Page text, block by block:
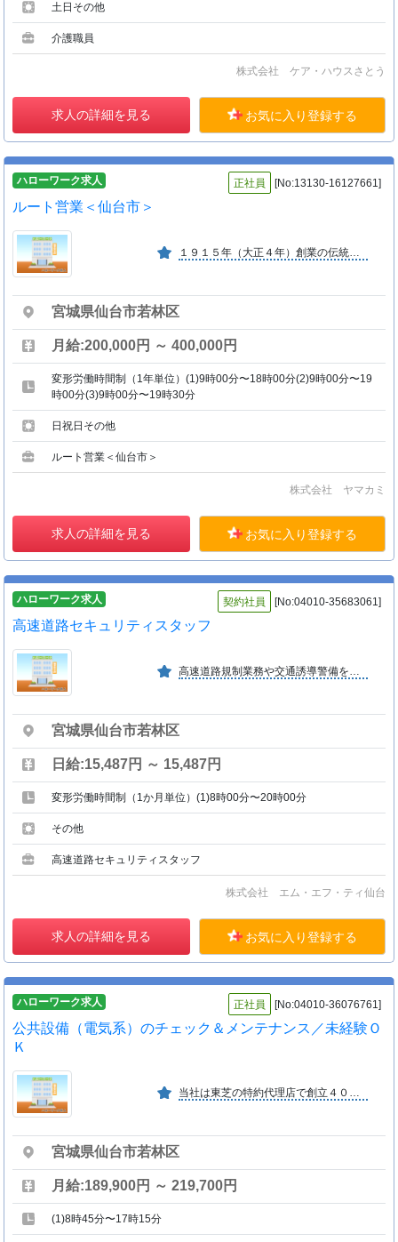
土日その他
介護職員
株式会社 ケア・ハウスさとう
求人の詳細を見る お気に入り登録する
ハローワーク求人 正社員 [No:13130-16127661]
ルート営業＜仙台市＞
１９１５年（大正４年）創業の伝統と実績があり、取引先との 信頼関係強化に努めてきた。また、新しい事業にも積極的に 取り組み、更なる発展を目指すフレンドリーな会社です。
宮城県仙台市若林区
月給:200,000円 ～ 400,000円
変形労働時間制（1年単位）(1)9時00分〜18時00分(2)9時00分〜19
時00分(3)9時00分〜19時30分
日祝日その他
ルート営業＜仙台市＞
株式会社 ヤマカミ
求人の詳細を見る お気に入り登録する
ハローワーク求人 契約社員 [No:04010-35683061]
高速道路セキュリティスタッフ
高速道路規制業務や交通誘導警備を主として、常駐警備やイべント警備など、トータル安全を守る総合警備を行なっています。 又、建築物環境衛生総合管理業も手掛けています。
宮城県仙台市若林区
日給:15,487円 ～ 15,487円
変形労働時間制（1か月単位）(1)8時00分〜20時00分
その他
高速道路セキュリティスタッフ
株式会社 エム・エフ・ティ仙台
求人の詳細を見る お気に入り登録する
ハローワーク求人 正社員 [No:04010-36076761]
公共設備（電気系）のチェック＆メンテナンス／未経験Ｏ
Ｋ
宮城県仙台市若林区
月給:189,900円 ～ 219,700円
(1)8時45分〜17時15分